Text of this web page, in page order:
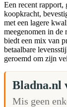
Een recent rapport,
koopkracht,
met een lagere
meegenomen in de
biedt een mix van
betaalbare
geroemd om zijn
Bladna.nl
Mis geen